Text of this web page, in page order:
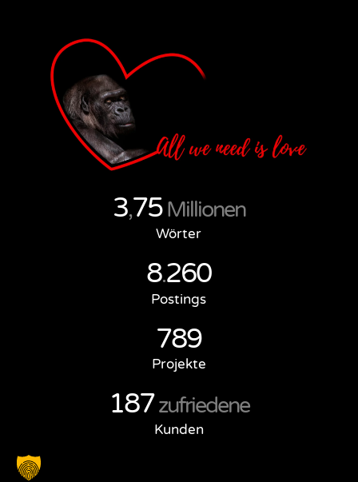
3,75Millionen
Wörter
8.260
Postings
789
Projekte
187zufriedene
Kunden